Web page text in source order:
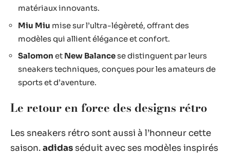
matériaux innovants.
Miu Miu mise sur l’ultra-légèreté, offrant des
modèles qui allient élégance et confort.
Salomon et New Balancese distinguent par leurs
sneakers techniques, conçues pour les amateurs de
sports et d’aventure.
Le retour en force des designs rétro
Les sneakers rétro sont aussi à l’honneur cette
saison.adidas séduit avec ses modèles inspirés